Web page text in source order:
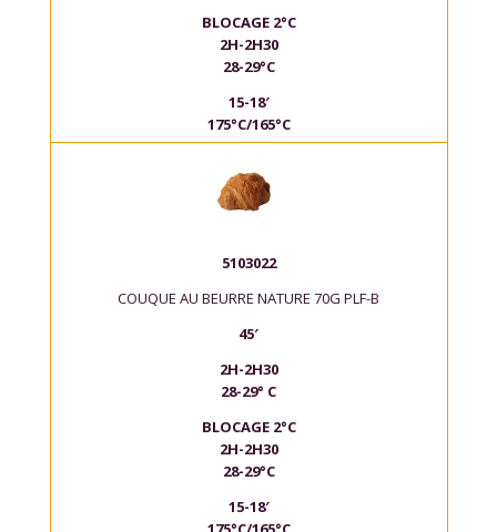
BLOCAGE 2°C
2H-2H30
28-29°C
15-18′
175°C/165°C
5103022
COUQUE AU BEURRE NATURE 70G PLF-B
45′
2H-2H30
28-29° C
BLOCAGE 2°C
2H-2H30
28-29°C
15-18′